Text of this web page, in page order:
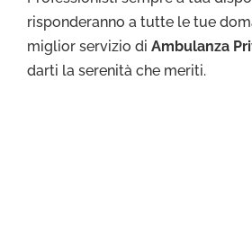
risponderanno a tutte le tue
miglior servizio di Ambulanza
darti la serenità che meriti.